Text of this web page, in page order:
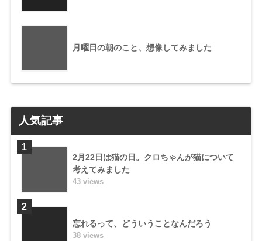
月曜日の朝のこと、想像してみました
人気記事
1
2月22日は猫の日。クロちゃんが猫について
考えてみました
43 views
2
忘れるって、どういうことなんだろう
38 views